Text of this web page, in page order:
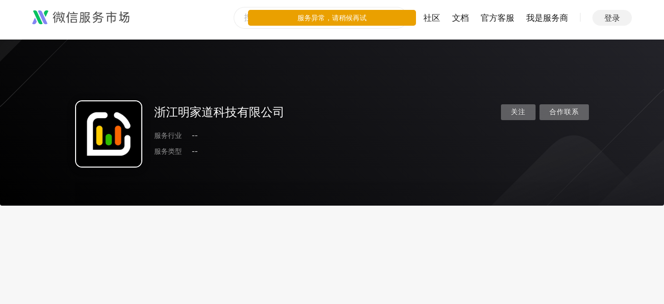
社区 文档 官方客服 我是服务商 登录
浙江明家道科技有限公司
服务行业
--
服务类型
--
关注 合作联系
服务异常，请稍候再试